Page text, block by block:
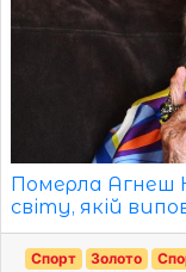
Померла Агнеш
світу, якій
Спорт Золото